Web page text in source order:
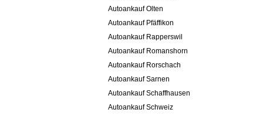
Autoankauf Olten
Autoankauf Pfäffikon
Autoankauf Rapperswil
Autoankauf Romanshorn
Autoankauf Rorschach
Autoankauf Sarnen
Autoankauf Schaffhausen
Autoankauf Schweiz